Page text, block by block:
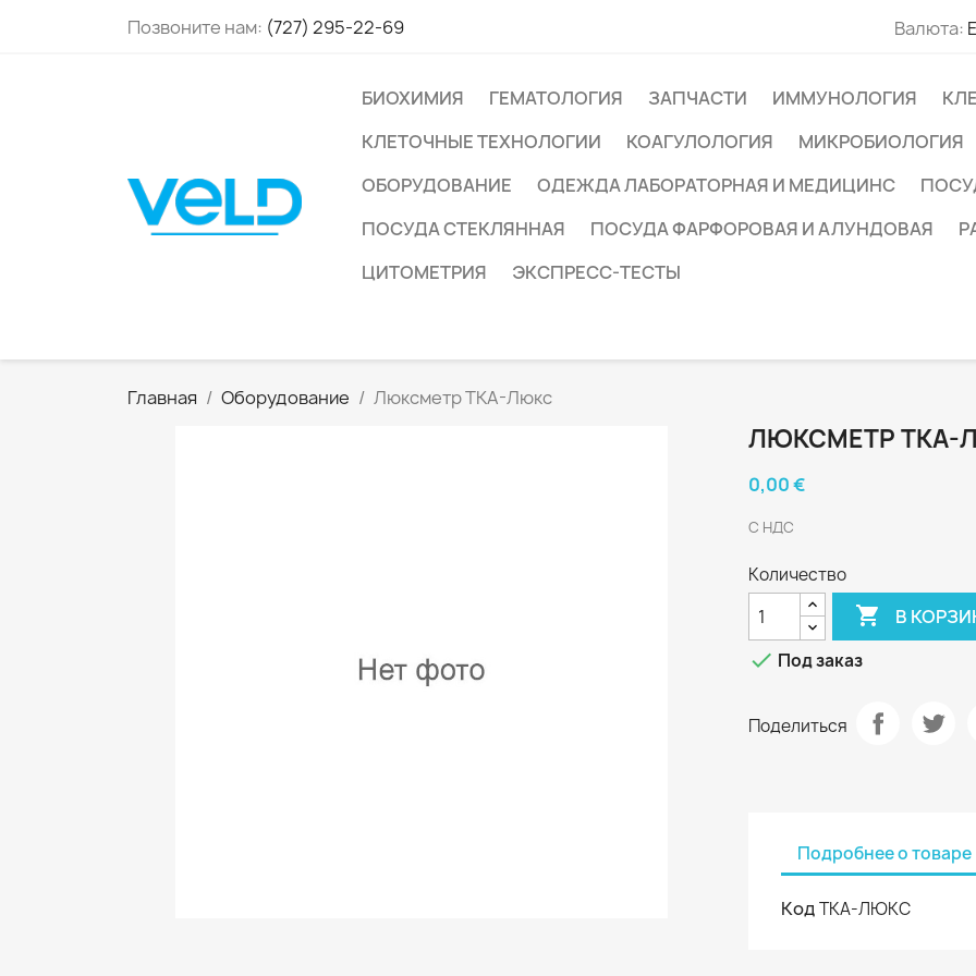
Позвоните нам: (727) 295-22-69 Валюта:
БИОХИМИЯ ГЕМАТОЛОГИЯ ЗАПЧАСТИ ИММУНОЛОГИЯ
КЛЕТОЧНЫЕ ТЕХНОЛОГИИ
КОАГУЛОЛОГИЯ МИКРОБИОЛОГИЯ
ОБОРУДОВАНИЕ
ОДЕЖДА ЛАБОРАТОРНАЯ И МЕДИЦИНС
ПОСУДА СТЕКЛЯННАЯ
ПОСУДА ФАРФОРОВАЯ И АЛУНДОВАЯ
ЦИТОМЕТРИЯ
ЭКСПРЕСС-ТЕСТЫ
Главная Оборудование Люксметр ТКА-Люкс
ЛЮКСМЕТР ТКА-
0,00 €
С НДС
Количество
 В
 Под заказ
Поделиться
Подробнее о товаре
КодТКА-ЛЮКС